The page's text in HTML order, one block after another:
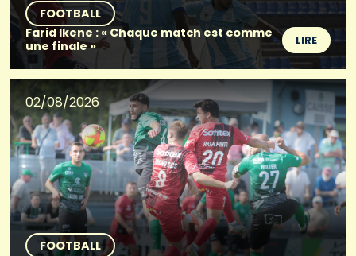
FOOTBALL
Farid Ikene : « Chaque match est comme
une finale »
LIRE
02/08/2026
FOOTBALL